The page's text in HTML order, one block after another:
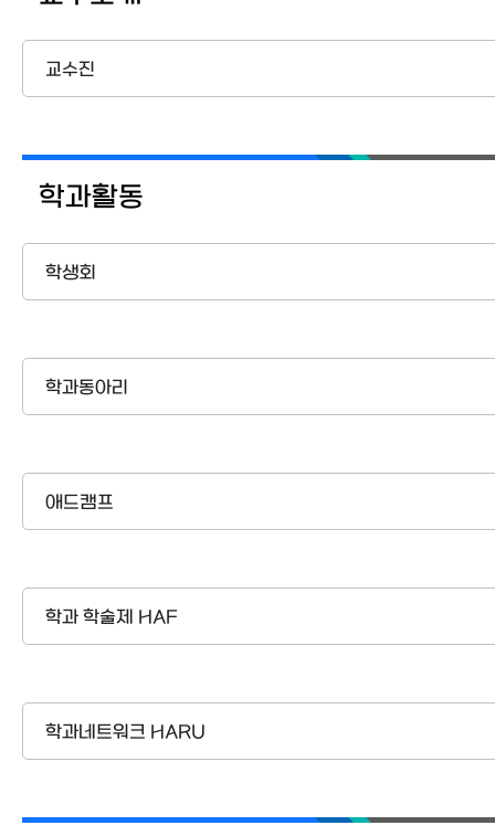
교수진
학과활동
학생회
학과동아리
애드캠프
학과 학술제 HAF
학과네트워크 HARU